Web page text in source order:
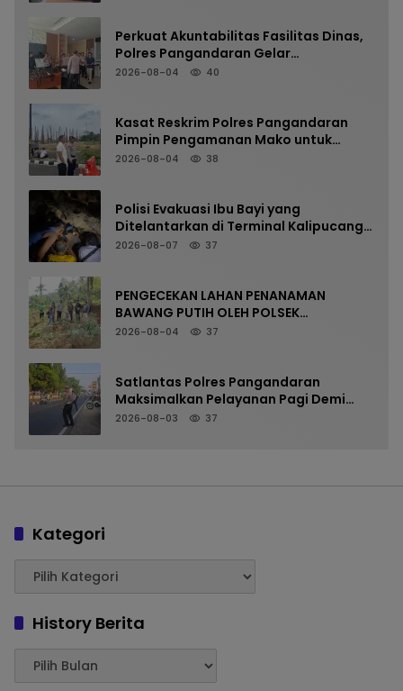
Perkuat Akuntabilitas Fasilitas Dinas,
Polres Pangandaran Gelar
Pemeriksaan Senpi Berkala
2026-08-04 40
Kasat Reskrim Polres Pangandaran
Pimpin Pengamanan Mako untuk
Perkuat Kesiapsiagaan Personel
2026-08-04 38
Polisi Evakuasi Ibu Bayi yang
Ditelantarkan di Terminal Kalipucang
dari Dalam Goa
2026-08-07 37
PENGECEKAN LAHAN PENANAMAN
BAWANG PUTIH OLEH POLSEK
LANGKAPLANCAR DUKUNG PROGRAM
2026-08-04 37
Satlantas Polres Pangandaran
Maksimalkan Pelayanan Pagi Demi
Kelancaran Arus Kendaraan
2026-08-03 37
Kategori
History Berita